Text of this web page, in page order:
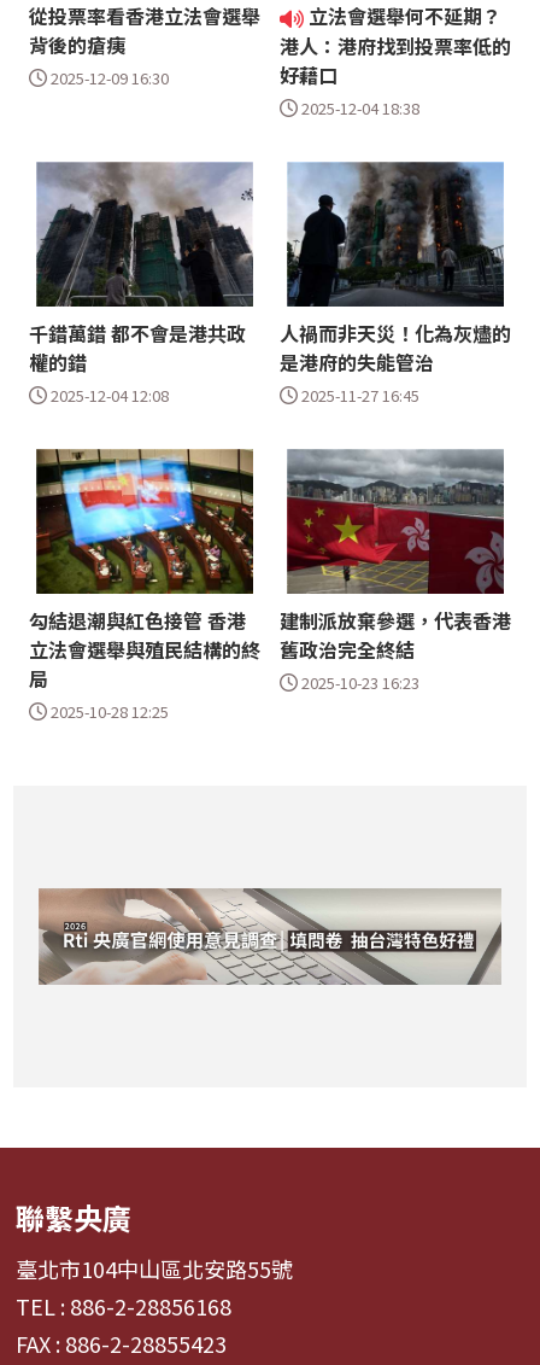
從投票率看香港立法會選舉
背後的瘡痍
2025-12-09 16:30
立法會選舉何不延期？
港人：港府找到投票率低的
好藉口
2025-12-04 18:38
千錯萬錯 都不會是港共政
權的錯
2025-12-04 12:08
人禍而非天災！化為灰燼的
是港府的失能管治
2025-11-27 16:45
勾結退潮與紅色接管 香港
立法會選舉與殖民結構的終
局
2025-10-28 12:25
建制派放棄參選，代表香港
舊政治完全終結
2025-10-23 16:23
聯繫央廣
臺北市104中山區北安路55號
TEL : 886-2-28856168
FAX : 886-2-28855423